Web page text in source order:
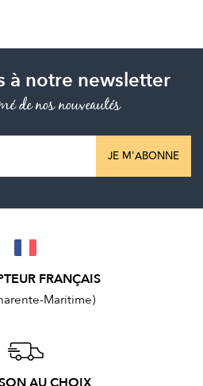
à notre newsletter
de nos nouveautés
JE M'ABONNE
FRANÇAIS
Maritime)